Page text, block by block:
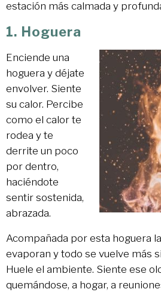
estación más calmada y
1. Hoguera
Enciende una
hoguera y déjate
envolver. Siente
su calor. Percibe
como el calor te
rodea y te
derrite un poco
por dentro,
haciéndote
sentir sostenida,
abrazada.
Acompañada por esta hoguera
evaporan y todo se vuelve más
Huele el ambiente. Siente ese
quemándose, a hogar, a